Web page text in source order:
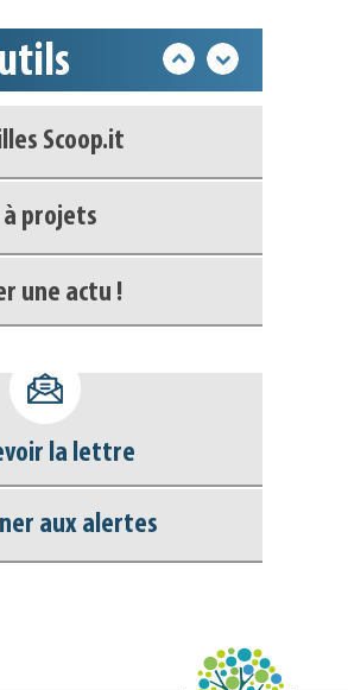
Scoop.it
à projets
une actu !
Scoop.it
la lettre
aux alertes